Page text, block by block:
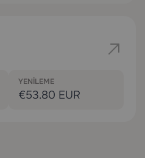
YENILEME
€53.80 EUR